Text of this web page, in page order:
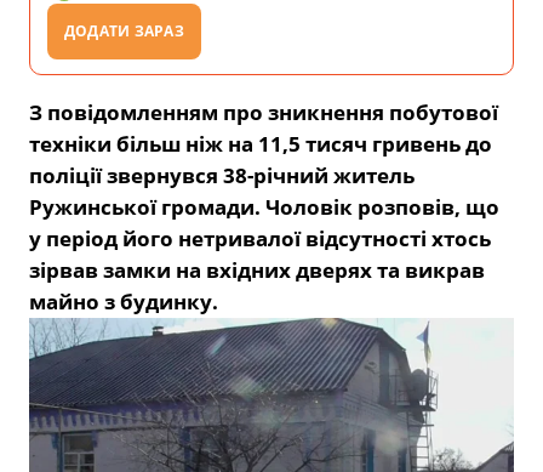
ДОДАТИ ЗАРАЗ
З повідомленням про зникнення побутової
техніки більш ніж на 11,5 тисяч гривень до
поліції звернувся 38-річний житель
Ружинської громади. Чоловік розповів, що
у період його нетривалої відсутності хтось
зірвав замки на вхідних дверях та викрав
майно з будинку.